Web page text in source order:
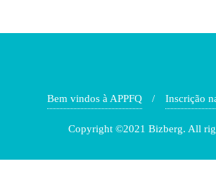
Bem vindos à APPFQ Inscrição
Copyright ©2021 Bizberg. All